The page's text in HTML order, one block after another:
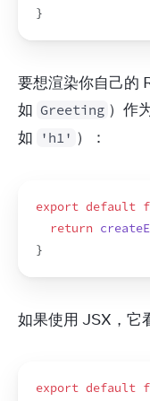
}
要想渲染你自己的
如 Greeting ）作
如
'h1' ）：
export default
return
}
如果使用 JSX，它
export default